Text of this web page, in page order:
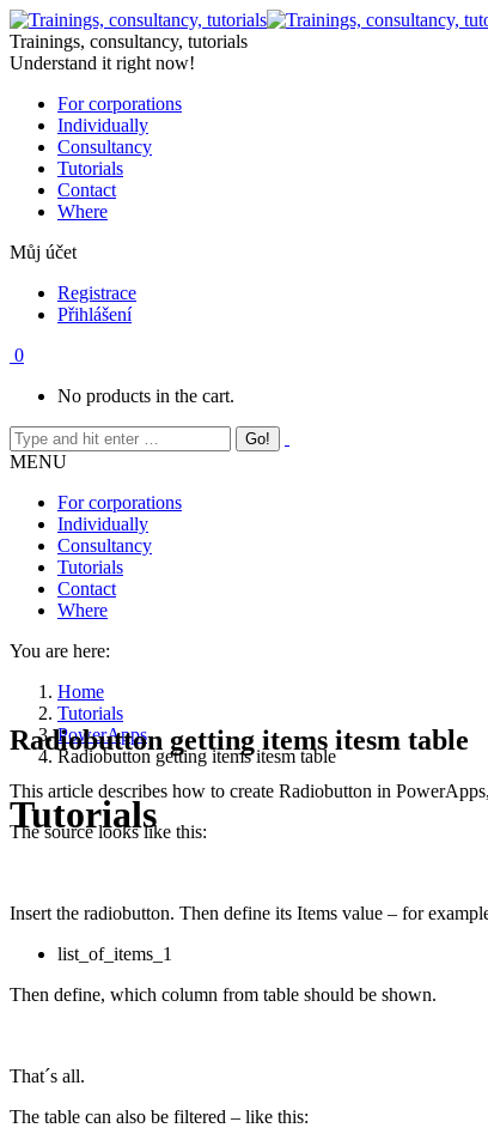
Skip
to
content
Trainings, consultancy, tutorials
Understand it right now!
For corporations
Individually
Consultancy
Tutorials
Contact
Where
Můj účet
Registrace
Přihlášení
0
No products in the cart.
MENU
For corporations
Individually
Consultancy
Tutorials
Contact
Where
You are here:
Home
Tutorials
PowerApps
Radiobutton getting items itesm table
Tutorials
Radiobutton getting items itesm table
This article describes how to create Radiobutton in
The source looks like this:
Insert the radiobutton. Then define its Items value – for
list_of_items_1
Then define, which column from table should be shown.
That´s all.
The table can also be filtered – like this: